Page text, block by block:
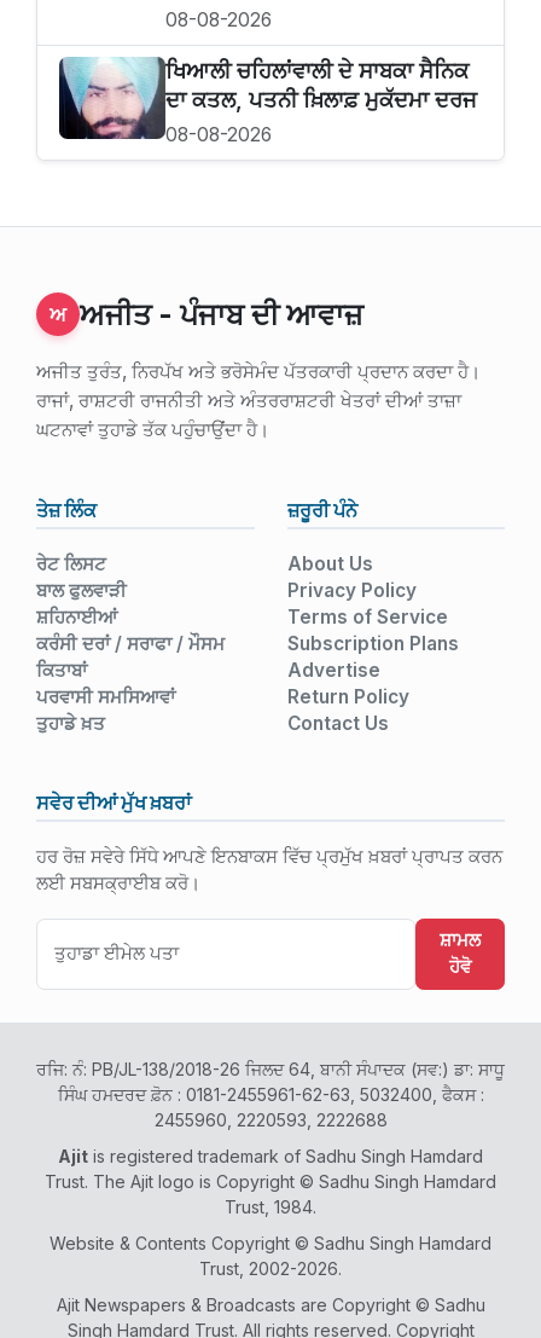
08-08-2026
ਖਿਆਲੀ ਚਹਿਲਾਂਵਾਲੀ ਦੇ ਸਾਬਕਾ ਸੈਨਿਕ
ਦਾ ਕਤਲ, ਪਤਨੀ ਖ਼ਿਲਾਫ਼ ਮੁਕੱਦਮਾ ਦਰਜ
08-08-2026
ਅ ਅਜੀਤ - ਪੰਜਾਬ ਦੀ ਆਵਾਜ਼
ਅਜੀਤ ਤੁਰੰਤ, ਨਿਰਪੱਖ ਅਤੇ ਭਰੋਸੇਮੰਦ ਪੱਤਰਕਾਰੀ ਪ੍ਰਦਾਨ ਕਰਦਾ ਹੈ।
ਰਾਜਾਂ, ਰਾਸ਼ਟਰੀ ਰਾਜਨੀਤੀ ਅਤੇ ਅੰਤਰਰਾਸ਼ਟਰੀ ਖੇਤਰਾਂ ਦੀਆਂ ਤਾਜ਼ਾ
ਘਟਨਾਵਾਂ ਤੁਹਾਡੇ ਤੱਕ ਪਹੁੰਚਾਉਂਦਾ ਹੈ।
ਤੇਜ਼ ਲਿੰਕ
ਰੇਟ ਲਿਸਟ
ਬਾਲ ਫੁਲਵਾੜੀ
ਸ਼ਹਿਨਾਈਆਂ
ਕਰੰਸੀ ਦਰਾਂ / ਸਰਾਫਾ / ਮੌਸਮ
ਕਿਤਾਬਾਂ
ਪਰਵਾਸੀ ਸਮਸਿਆਵਾਂ
ਤੁਹਾਡੇ ਖ਼ਤ
ਜ਼ਰੂਰੀ ਪੰਨੇ
About Us
Privacy Policy
Terms of Service
Subscription Plans
Advertise
Return Policy
Contact Us
ਸਵੇਰ ਦੀਆਂ ਮੁੱਖ ਖ਼ਬਰਾਂ
ਹਰ ਰੋਜ਼ ਸਵੇਰੇ ਸਿੱਧੇ ਆਪਣੇ ਇਨਬਾਕਸ ਵਿੱਚ ਪ੍ਰਮੁੱਖ ਖ਼ਬਰਾਂ ਪ੍ਰਾਪਤ ਕਰਨ
ਲਈ ਸਬਸਕ੍ਰਾਈਬ ਕਰੋ।
ਸ਼ਾਮਲ
ਹੋਵੋ
ਰਜਿ: ਨੰ: PB/JL-138/2018-26 ਜਿਲਦ 64, ਬਾਨੀ ਸੰਪਾਦਕ (ਸਵ:) ਡਾ: ਸਾਧੂ
ਸਿੰਘ ਹਮਦਰਦ ਫ਼ੋਨ : 0181-2455961-62-63, 5032400, ਫੈਕਸ :
2455960, 2220593, 2222688
Ajit is registered trademark of Sadhu Singh Hamdard
Trust. The Ajit logo is Copyright © Sadhu Singh Hamdard
Trust, 1984.
Website & Contents Copyright © Sadhu Singh Hamdard
Trust, 2002-2026.
Ajit Newspapers & Broadcasts are Copyright © Sadhu
Singh Hamdard Trust. All rights reserved. Copyright